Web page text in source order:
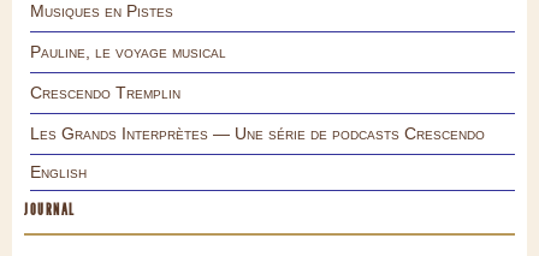
Musiques en Pistes
Pauline, le voyage musical
Crescendo Tremplin
Les Grands Interprètes — Une série de podcasts Crescendo
English
JOURNAL